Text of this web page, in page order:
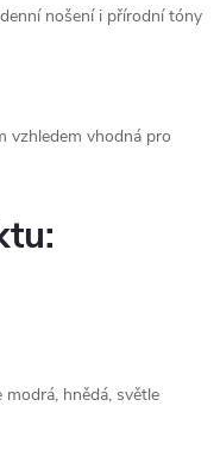
nošení i přírodní tóny
vzhledem vhodná pro
modrá, hnědá, světle